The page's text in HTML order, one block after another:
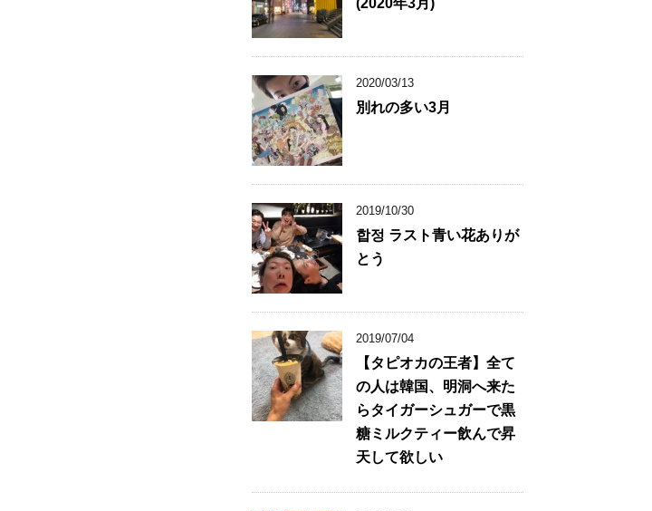
(2020年3月)
2020/03/13
別れの多い3月
2019/10/30
합정 ラスト青い花ありが
とう
2019/07/04
【タピオカの王者】全て
の人は韓国、明洞へ来た
らタイガーシュガーで黒
糖ミルクティー飲んで昇
天して欲しい